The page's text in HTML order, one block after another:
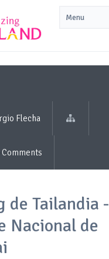
Flecha
Comments
de Tailandia -
Nacional de